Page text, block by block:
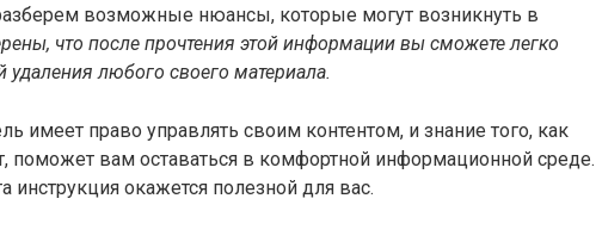
возможные нюансы, которые могут возникнуть в
что после прочтения этой информации вы сможете легко
удаления любого своего материала.
имеет право управлять своим контентом, и знание того, как
поможет вам оставаться в комфортной информационной среде.
инструкция окажется полезной для вас.